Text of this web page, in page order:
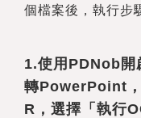
個檔案後，執行步
1.使用PDNob開
轉PowerPoint
R，選擇「執行